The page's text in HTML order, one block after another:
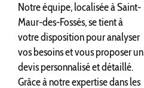
Notre équipe, localisée à Saint-
Maur-des-Fossés, se tient à
votre disposition pour analyser
vos besoins et vous proposer un
devis personnalisé et détaillé.
Grâce à notre expertise dans les